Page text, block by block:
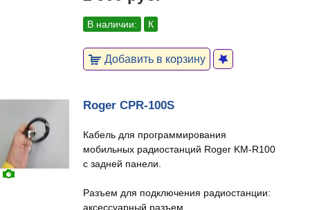
В наличии: К
Добавить в корзину
Roger CPR-100S
Кабель для программирования
мобильных радиостанций Roger KM-R100
с задней панели.
Разъем для подключения радиостанции:
аксессуарный разъем.